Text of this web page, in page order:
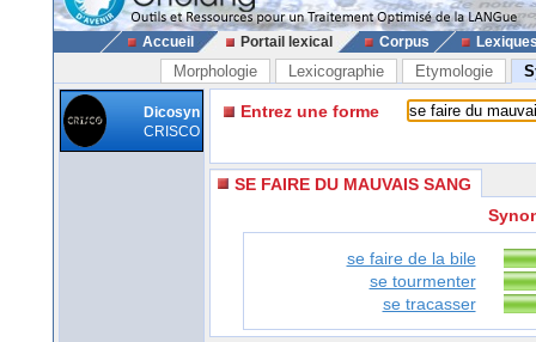
Accueil Portail lexical Corpus
Morphologie Lexicographie Etymologie
Dicosyn
CRISCO
Entrez une forme
SE FAIRE DU MAUVAIS SANG
se faire de la bile
se tourmenter
se tracasser